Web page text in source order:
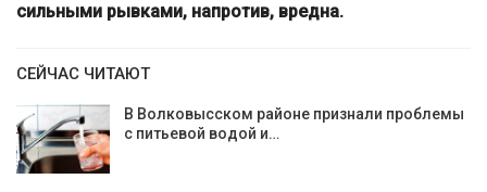
сильными рывками, напротив, вредна.
СЕЙЧАС ЧИТАЮТ
В Волковысском районе признали проблемы
с питьевой водой и…